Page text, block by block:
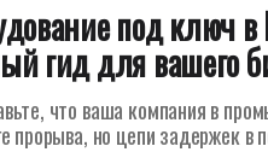
под ключ в
гид для вашего
что ваша компания в
прорыва, но цепи задержек в